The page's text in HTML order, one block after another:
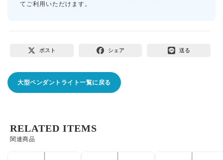
てご利用いただけます。
ポスト シェア 送る
大型ペンダントライト一覧に戻る
関連商品
RELATED ITEMS